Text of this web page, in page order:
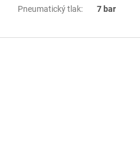
Pneumatický tlak: 7 bar